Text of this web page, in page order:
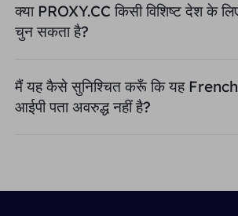
क्या PROXY.CC किसी विशिष्ट देश के
चुन सकता है?
मैं यह कैसे सुनिश्चित करूँ कि यह
आईपी पता अवरुद्ध नहीं है?